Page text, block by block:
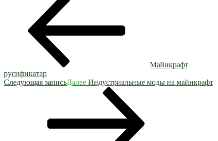
Майнкрафт
русификатар
Следующая записьДалее Индустриальные моды на майнкрафт